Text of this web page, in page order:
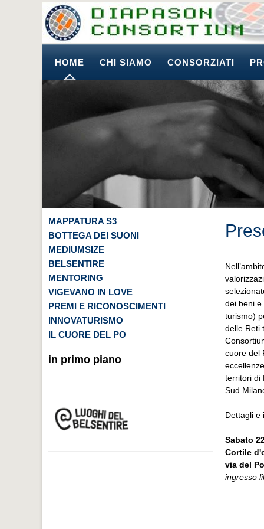
HOME CHI SIAMO CONSORZIATI
MAPPATURA S3
BOTTEGA DEI SUONI
MEDIUMSIZE
BELSENTIRE
MENTORING
VIGEVANO IN LOVE
PREMI E RICONOSCIMENTI
INNOVATURISMO
IL CUORE DEL PO
in primo piano
dei beni e
turismo)
delle Reti
cuore del
territori di
Sud
Dettagli e
Sabato
Cortile
via del
ingresso